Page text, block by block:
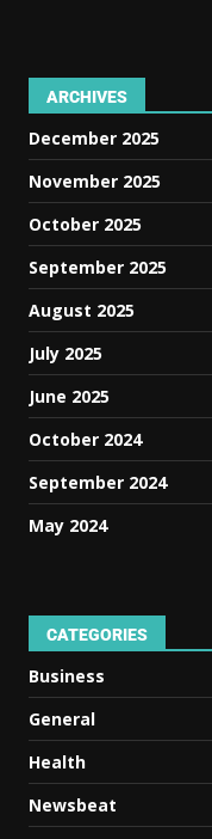
ARCHIVES
December 2025
November 2025
October 2025
September 2025
August 2025
July 2025
June 2025
October 2024
September 2024
May 2024
CATEGORIES
Business
General
Health
Newsbeat